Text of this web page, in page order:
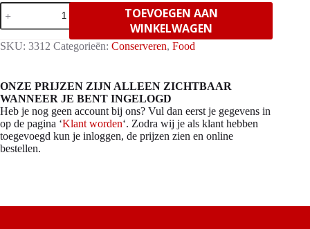
Augurkenschijfjes
zoetzuur
2x2300g
aantal
TOEVOEGEN AAN
WINKELWAGEN
SKU: 3312 Categorieën: Conserveren, Food
ONZE PRIJZEN ZIJN ALLEEN ZICHTBAAR
WANNEER JE BENT INGELOGD
Heb je nog geen account bij ons? Vul dan eerst je gegevens in
op de pagina ‘Klant worden‘. Zodra wij je als klant hebben
toegevoegd kun je inloggen, de prijzen zien en online
bestellen.